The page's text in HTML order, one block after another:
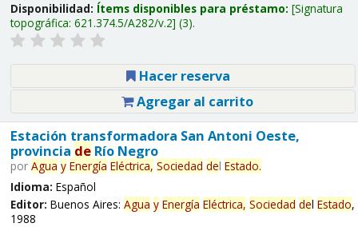
Disponibilidad: Ítems disponibles para préstamo: Signatura
topográfica: 621.374.5/A282/v.2 (3).
Hacer reserva
Agregar al carrito
Estación transformadora San Antoni Oeste,
provincia deRío Negro
por Agua y Energía Eléctrica, Sociedad del Estado.
Idioma: Español
Editor: Buenos Aires: Agua y Energía Eléctrica, Sociedad del Estado,
1988